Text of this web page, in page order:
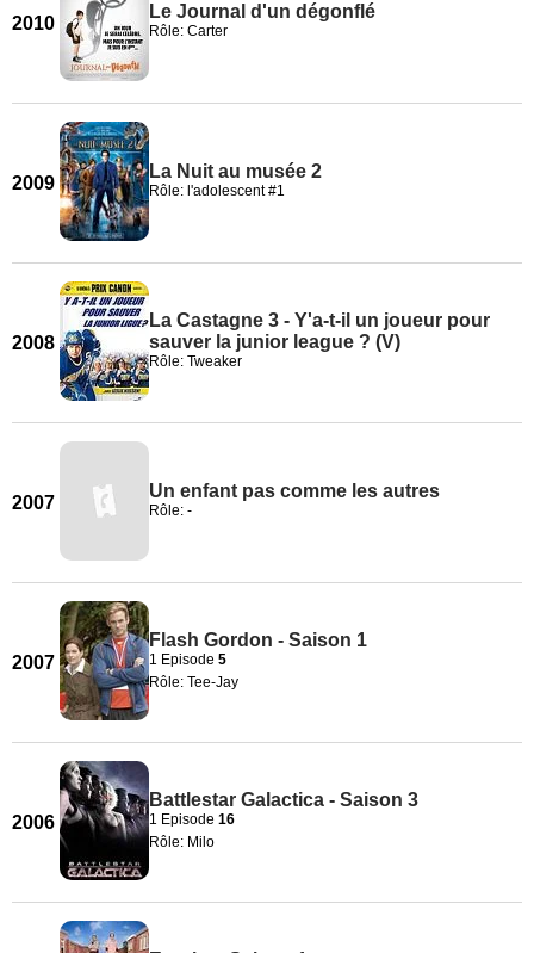
2010
Le Journal d'un dégonflé
Rôle: Carter
2009
La Nuit au musée 2
Rôle: l'adolescent #1
2008
La Castagne 3 - Y'a-t-il un joueur pour
sauver la junior league ? (V)
Rôle: Tweaker
2007
Un enfant pas comme les autres
Rôle: -
2007
Flash Gordon - Saison 1
1 Episode 5
Rôle: Tee-Jay
2006
Battlestar Galactica - Saison 3
1 Episode 16
Rôle: Milo